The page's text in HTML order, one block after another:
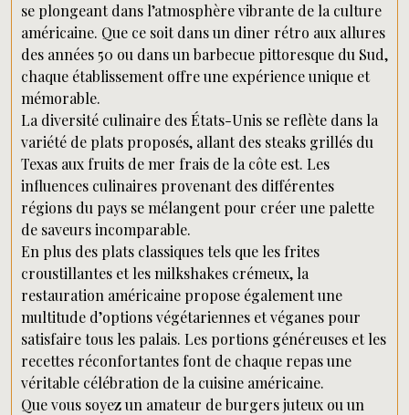
se plongeant dans l’atmosphère vibrante de la culture
américaine. Que ce soit dans un diner rétro aux allures
des années 50 ou dans un barbecue pittoresque du Sud,
chaque établissement offre une expérience unique et
mémorable.
La diversité culinaire des États-Unis se reflète dans la
variété de plats proposés, allant des steaks grillés du
Texas aux fruits de mer frais de la côte est. Les
influences culinaires provenant des différentes
régions du pays se mélangent pour créer une palette
de saveurs incomparable.
En plus des plats classiques tels que les frites
croustillantes et les milkshakes crémeux, la
restauration américaine propose également une
multitude d’options végétariennes et véganes pour
satisfaire tous les palais. Les portions généreuses et les
recettes réconfortantes font de chaque repas une
véritable célébration de la cuisine américaine.
Que vous soyez un amateur de burgers juteux ou un